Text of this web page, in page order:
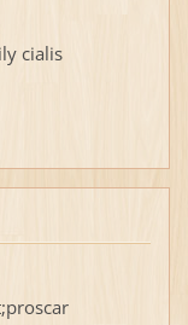
cialis